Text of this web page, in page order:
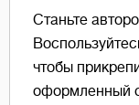
Станьте
чтобы
оформленный